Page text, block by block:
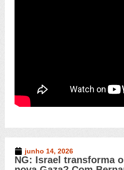
junho 14, 2026
NG: Israel transforma